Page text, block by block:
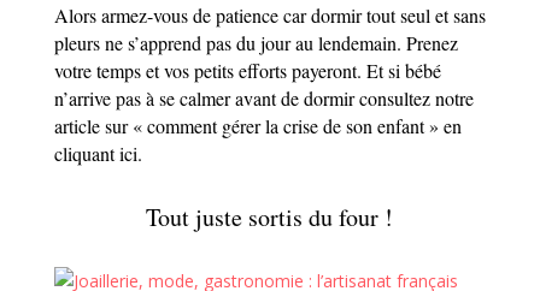
Alors armez-vous de patience car dormir tout seul et sans
pleurs ne s’apprend pas du jour au lendemain. Prenez
votre temps et vos petits efforts payeront. Et si bébé
n’arrive pas à se calmer avant de dormir consultez notre
article sur « comment gérer la crise de son enfant » en
cliquant ici.
Tout juste sortis du four !